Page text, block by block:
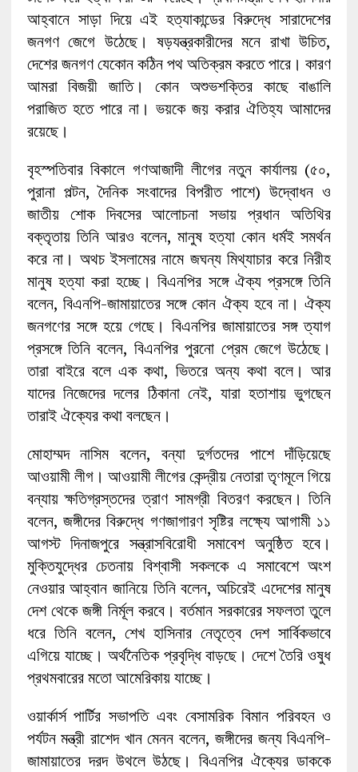
আহ্বানে সাড়া দিয়ে এই হত্যাকান্ডের বিরুদ্ধে সারাদেশের
জনগণ জেগে উঠেছে। ষড়যন্ত্রকারীদের মনে রাখা উচিত,
দেশের জনগণ যেকোন কঠিন পথ অতিক্রম করতে পারে। কারণ
আমরা বিজয়ী জাতি। কোন অশুভশক্তির কাছে বাঙালি
পরাজিত হতে পারে না। ভয়কে জয় করার ঐতিহ্য আমাদের
রয়েছে।
বৃহস্পতিবার বিকালে গণআজাদী লীগের নতুন কার্যালয় (৫০,
পুরানা পল্টন, দৈনিক সংবাদের বিপরীত পাশে) উদ্বোধন ও
জাতীয় শোক দিবসের আলোচনা সভায় প্রধান অতিথির
বক্তৃতায় তিনি আরও বলেন, মানুষ হত্যা কোন ধর্মই সমর্থন
করে না। অথচ ইসলামের নামে জঘন্য মিথ্যাচার করে নিরীহ
মানুষ হত্যা করা হচ্ছে। বিএনপির সঙ্গে ঐক্য প্রসঙ্গে তিনি
বলেন, বিএনপি-জামায়াতের সঙ্গে কোন ঐক্য হবে না। ঐক্য
জনগণের সঙ্গে হয়ে গেছে। বিএনপির জামায়াতের সঙ্গ ত্যাগ
প্রসঙ্গে তিনি বলেন, বিএনপির পুরনো প্রেম জেগে উঠেছে।
তারা বাইরে বলে এক কথা, ভিতরে অন্য কথা বলে। আর
যাদের নিজেদের দলের ঠিকানা নেই, যারা হতাশায় ভুগছেন
তারাই ঐক্যের কথা বলছেন।
মোহাম্মদ নাসিম বলেন, বন্যা দুর্গতদের পাশে দাঁড়িয়েছে
আওয়ামী লীগ। আওয়ামী লীগের কেন্দ্রীয় নেতারা তৃণমূলে গিয়ে
বন্যায় ক্ষতিগ্রস্তদের ত্রাণ সামগ্রী বিতরণ করছেন। তিনি
বলেন, জঙ্গীদের বিরুদ্ধে গণজাগারণ সৃষ্টির লক্ষ্যে আগামী ১১
আগস্ট দিনাজপুরে সন্ত্রাসবিরোধী সমাবেশ অনুষ্ঠিত হবে।
মুক্তিযুদ্ধের চেতনায় বিশ্বাসী সকলকে এ সমাবেশে অংশ
নেওয়ার আহ্বান জানিয়ে তিনি বলেন, অচিরেই এদেশের মানুষ
দেশ থেকে জঙ্গী নির্মূল করবে। বর্তমান সরকারের সফলতা তুলে
ধরে তিনি বলেন, শেখ হাসিনার নেতৃত্বে দেশ সার্বিকভাবে
এগিয়ে যাচ্ছে। অর্থনৈতিক প্রবৃদ্ধি বাড়ছে। দেশে তৈরি ওষুধ
প্রথমবারের মতো আমেরিকায় যাচ্ছে।
ওয়ার্কার্স পার্টির সভাপতি এবং বেসামরিক বিমান পরিবহন ও
পর্যটন মন্ত্রী রাশেদ খান মেনন বলেন, জঙ্গীদের জন্য বিএনপি-
জামায়াতের দরদ উথলে উঠছে। বিএনপির ঐক্যের ডাককে